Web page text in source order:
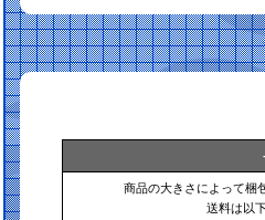
商品の大きさによって梱
送料は以